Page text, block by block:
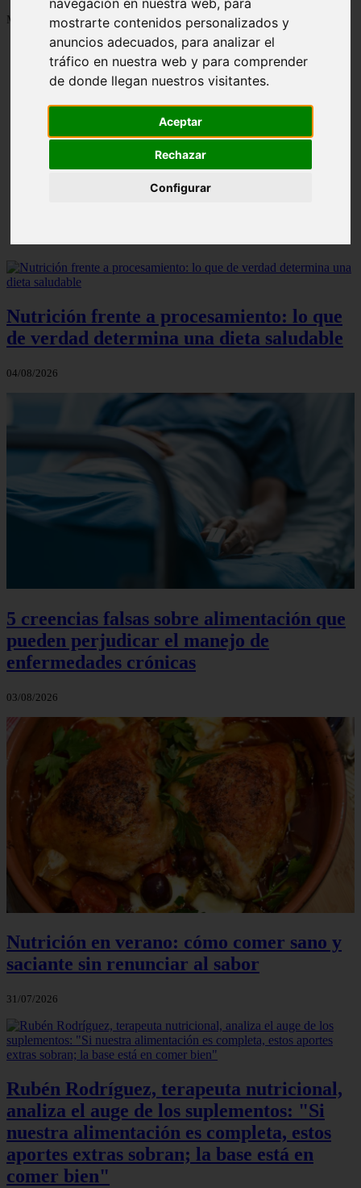
mostrarte contenidos personalizados y
anuncios adecuados, para analizar el
tráfico en nuestra web y para comprender
de donde llegan nuestros visitantes.
Aceptar
Rechazar
Configurar
Mostrando 1 - 24 de 1287 artículos
Contraindicaciones del espino amarillo: conocelas
ahora
Nutrición frente a procesamiento: lo que
de verdad determina una dieta saludable
04/08/2026
5 creencias falsas sobre alimentación que
pueden perjudicar el manejo de
enfermedades crónicas
03/08/2026
Nutrición en verano: cómo comer sano y
saciante sin renunciar al sabor
31/07/2026
Rubén Rodríguez, terapeuta nutricional,
analiza el auge de los suplementos: "Si
nuestra alimentación es completa, estos
aportes extras sobran; la base está en
comer bien"